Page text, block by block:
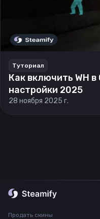
Туториал
Как включить WH
настройки 2025
28 ноября 2025 г.
Продать скины